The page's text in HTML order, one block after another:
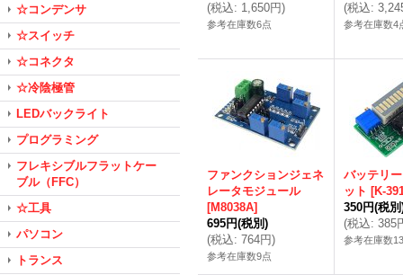
☆コンデンサ
☆スイッチ
☆コネクタ
☆冷陰極管
LEDバックライト
プログラミング
フレキシブルフラットケー
ブル（FFC）
☆工具
パソコン
トランス
(税込: 1,650円)
参考在庫数6点
(税込:
参考在庫数4
ファンクションジェネ
レータモジュール
[M8038A]
695円(税別)
(税込: 764円)
参考在庫数9点
バッテリ
ット [K-
350円(税別
(税込: 385
参考在庫数